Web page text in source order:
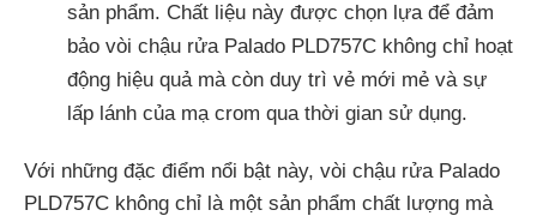
sản phẩm. Chất liệu này được chọn lựa để đảm
bảo vòi chậu rửa Palado PLD757C không chỉ hoạt
động hiệu quả mà còn duy trì vẻ mới mẻ và sự
lấp lánh của mạ crom qua thời gian sử dụng.
Với những đặc điểm nổi bật này, vòi chậu rửa Palado
PLD757C không chỉ là một sản phẩm chất lượng mà